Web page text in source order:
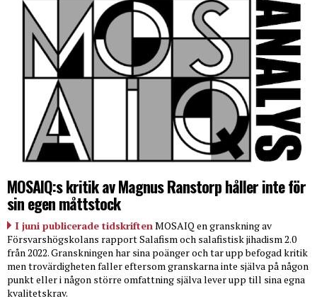
MOSAIQ:s kritik av Magnus Ranstorp håller inte för
sin egen måttstock
I juni publicerade tidskriftenMOSAIQ en granskning av
Försvarshögskolans rapport Salafism och salafistisk jihadism 2.0
från 2022. Granskningen har sina poänger och tar upp befogad kritik
men trovärdigheten faller eftersom granskarna inte själva på någon
punkt eller i någon större omfattning själva lever upp till sina egna
kvalitetskrav.